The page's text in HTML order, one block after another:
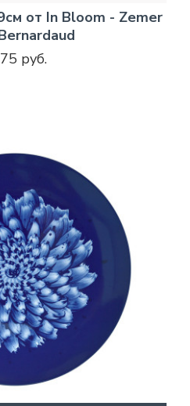
от In Bloom - Zemer
руб.